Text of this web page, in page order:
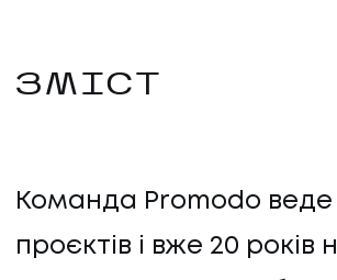
ЗМІСТ
Команда Promodo веде
проєктів і вже 20 років